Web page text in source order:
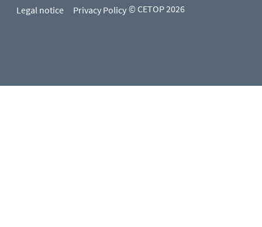
Legal notice Privacy Policy © CETOP 2026